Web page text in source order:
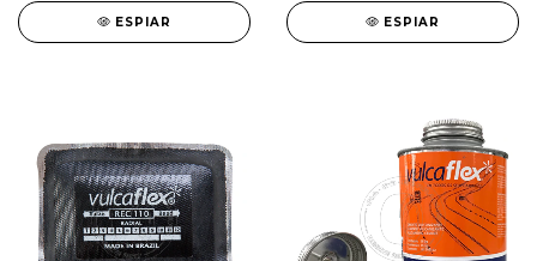
ESPIAR ESPIAR